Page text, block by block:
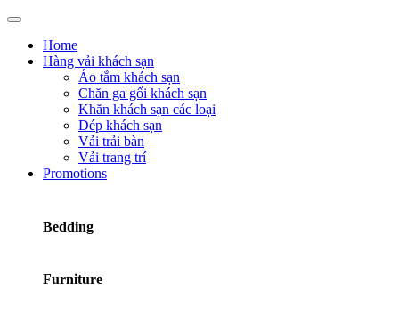
Home
Hàng vải khách sạn
Áo tắm khách sạn
Chăn ga gối khách sạn
Khăn khách sạn các loại
Dép khách sạn
Vải trải bàn
Vải trang trí
Promotions
Bedding
Furniture